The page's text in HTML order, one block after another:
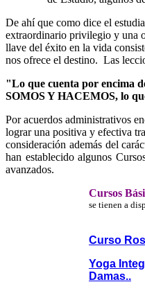
De ahí que como dice el
extraordinario privilegio y una
llave del éxito en la vida
nos ofrece el destino. Las
"Lo que cuenta por encima
SOMOS Y HACEMOS, lo
Por acuerdos administrativos
lograr una positiva y efectiva
consideración además del
han establecido algunos
avanzados.
Cursos
se tienen a
Curso
Yoga
Damas..